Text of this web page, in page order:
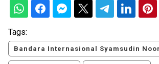
Tags:
Bandara Internasional Syamsudin Noor